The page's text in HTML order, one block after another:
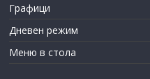
Графици
Дневен режим
Меню в стола